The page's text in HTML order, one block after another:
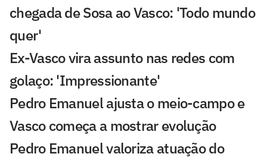
chegada de Sosa ao Vasco: 'Todo mundo
quer'
Ex-Vasco vira assunto nas redes com
golaço: 'Impressionante'
Pedro Emanuel ajusta o meio-campo e
Vasco começa a mostrar evolução
Pedro Emanuel valoriza atuação do